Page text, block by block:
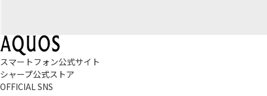
スマートフォン公式サイト
シャープ公式ストア
OFFICIAL SNS